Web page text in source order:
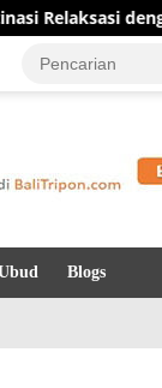
dengan
Blogs